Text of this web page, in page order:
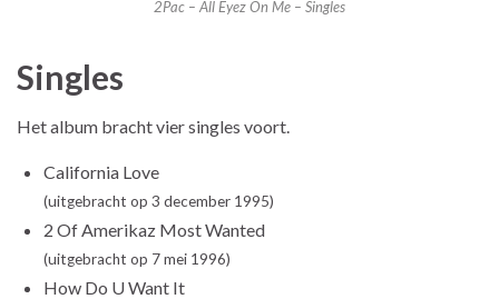
2Pac – All Eyez On Me – Singles
Singles
Het album bracht vier singles voort.
California Love
(uitgebracht op 3 december 1995)
2 Of Amerikaz Most Wanted
(uitgebracht op 7 mei 1996)
How Do U Want It